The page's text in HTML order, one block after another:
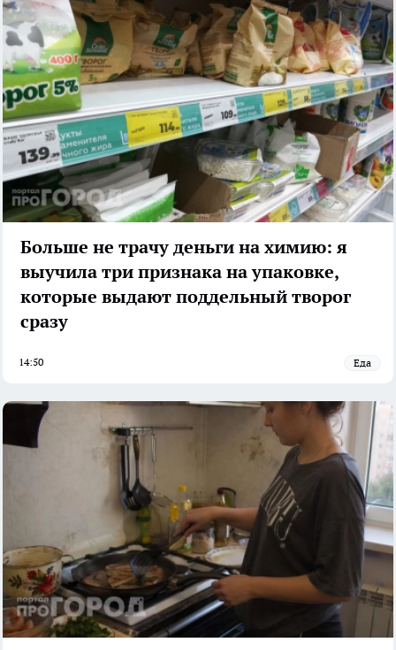
Больше не трачу деньги на химию: я
выучила три признака на упаковке,
которые выдают поддельный творог
сразу
14:50 Еда